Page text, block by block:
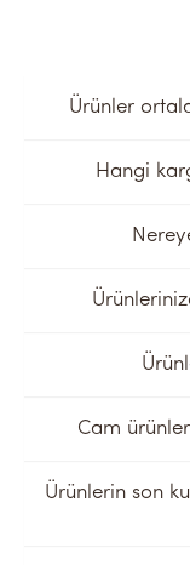
Ürünler
Hangi
Cam
Ürünlerin son